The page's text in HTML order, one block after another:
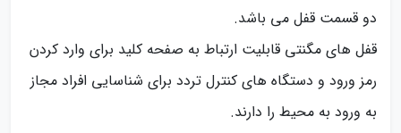
دو قسمت قفل می باشد.
قفل های مگنتی قابلیت ارتباط به صفحه کلید برای وارد کردن
رمز ورود و دستگاه های کنترل تردد برای شناسایی افراد مجاز
به ورود به محیط را دارند.